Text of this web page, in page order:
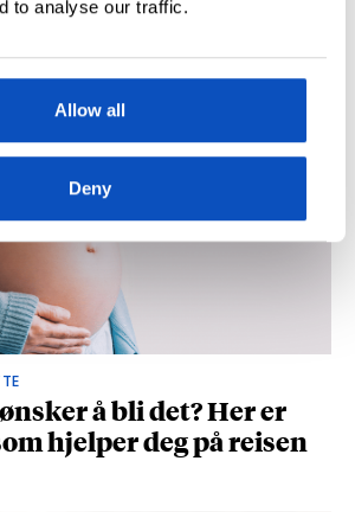
to analyse our traffic.
Allow all
Deny
ble helt uinteressant i
å bli det? Her er
hjelper deg på reisen